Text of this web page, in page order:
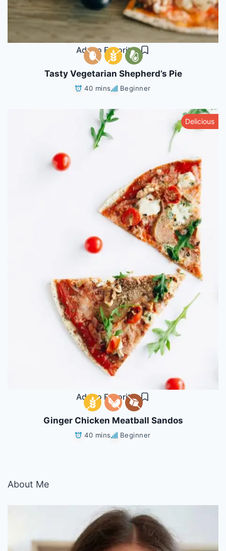
Add to Favorites
Tasty Vegetarian Shepherd’s Pie
40 mins Beginner
Add to Favorites
Delicious
Ginger Chicken Meatball Sandos
40 mins Beginner
About Me